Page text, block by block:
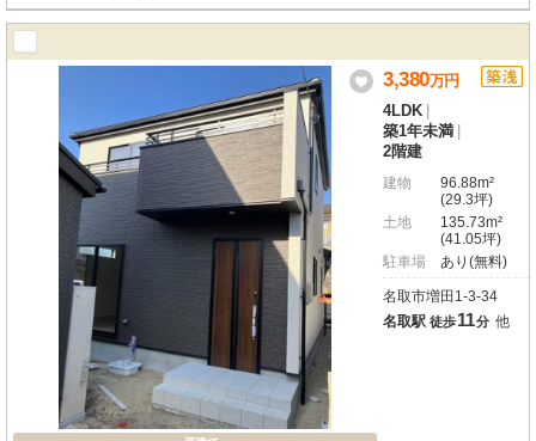
フラット35適合証明書あり
3,380万円
4LDK
築1年未満
2階建
建物
96.88m²
(29.3坪)
土地
135.73m²
(41.05坪)
駐車場
あり(無料)
名取市増田1-3-34
名取駅 徒歩11分 他